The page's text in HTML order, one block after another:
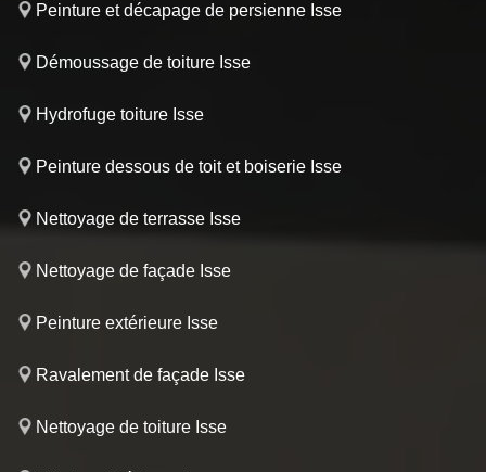
Peinture et décapage de persienne Isse
Démoussage de toiture Isse
Hydrofuge toiture Isse
Peinture dessous de toit et boiserie Isse
Nettoyage de terrasse Isse
Nettoyage de façade Isse
Peinture extérieure Isse
Ravalement de façade Isse
Nettoyage de toiture Isse